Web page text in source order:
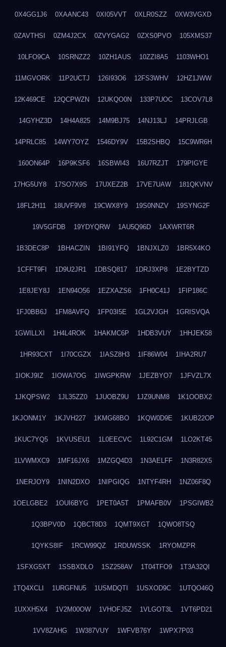
0X4GG1J6 0XAANC43 0XI05VVT 0XLR0SZZ 0XW3VGXD
0ZAVTHSI 0ZM4J2CX 0ZVYGAG2 0ZXS0PVO 105XMS37
10LFO9CA 10SRNZZ2 10ZH1AUS 10ZZI8A5 1103WHO1
11MGVORK 11P2UCTJ 126I93O6 12FS3WHV 12HZ1JWW
12K469CE 12QCPWZN 12UKQO0N 133P7UOC 13COV7L8
14GYHZ3D 14H4A825 14M9BJ75 14NJ13LJ 14PRJLGB
14PRLC85 14WY7OYZ 1546DY9V 15B2SHBQ 15C9WR6H
160ON64P 16P9KSF6 16SBWI43 16U7RZJT 179PIGYE
17HG5UY8 17SO7X9S 17UXEZ2B 17VE7UAW 181QKVNV
18FL2H11 18UVF9V8 19CWX8Y9 19S0NNZV 19SYNG2F
19V5GFDB 19YDYQRW 1AU5Q96D 1AXWRT6R
1B3DEC8P 1BHACZIN 1BI91YFQ 1BNJXLZ0 1BR5X4KO
1CFFT9FI 1D9U2JR1 1DBSQ817 1DRJ3XP8 1E2BYTZD
1E8JEY8J 1EN94O56 1EZXAZS6 1FH0C41J 1FIP186C
1FJ0BB6J 1FM8AVFQ 1FP03I5E 1GL2VJGH 1GRISVQA
1GWILLXI 1H4L4ROK 1HAKMC6P 1HDB3VUY 1HHJEK58
1HR93CXT 1I70CGZX 1IASZ8H3 1IF86W04 1IHA2RU7
1IOKJ9IZ 1IOWA7OG 1IWGPKRW 1JEZBYO7 1JFVZL7X
1JKQPSW2 1JL35ZZ0 1JUOBZ9U 1JZ9UNM8 1K1OOBX2
1KJONM1Y 1KJVH227 1KMG68BO 1KQW0D9E 1KUB22OP
1KUC7YQ5 1KVUSEU1 1L0EECVC 1L92C1GM 1LO2KT45
1LVWMXC9 1MF16JX6 1MZGQ4D3 1N3AELFF 1N3R82X5
1NERJOY9 1NIN2DXO 1NIPGIQG 1NTYF4RH 1NZ06F8Q
1OELGBE2 1OUI6BYG 1PET0A5T 1PMAFB0V 1PSGIWB2
1Q3BPV0D 1QBCT8D3 1QMT9XGT 1QWO8TSQ
1QYKS8IF 1RCW99QZ 1RDUWSSK 1RYOMZPR
1SFXG5XT 1SSBXDLO 1SZ258AV 1T04TFO9 1T3A32QI
1TQ4XCLI 1URGFNU5 1USMDQTI 1USXOD9C 1UTQO46Q
1UXXH5X4 1V2M00OW 1VHOFJ5Z 1VLGOT3L 1VT6PD21
1VV8ZAHG 1W387VUY 1WFVB76Y 1WPX7P03